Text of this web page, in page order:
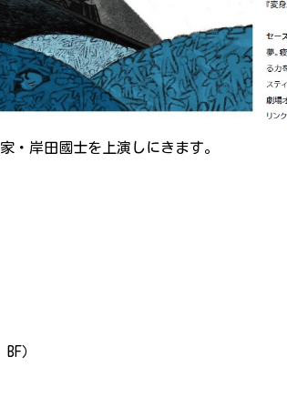
・岸田國士を上演しにきます。
）